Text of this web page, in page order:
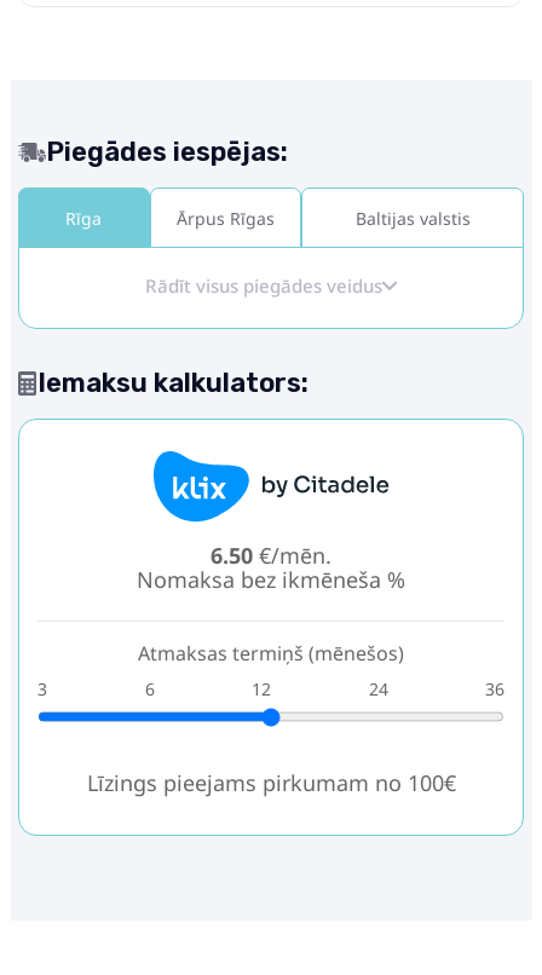
Piegādes iespējas:
Rīga Ārpus Rīgas Baltijas valstis
Rādīt visus piegādes veidus
Iemaksu kalkulators:
6.50 €/mēn.
Nomaksa bez ikmēneša %
Atmaksas termiņš (mēnešos)
3 6 12 24 36
Līzings pieejams pirkumam no 100€